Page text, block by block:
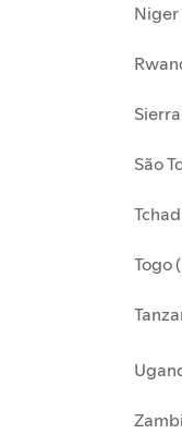
São
Togo